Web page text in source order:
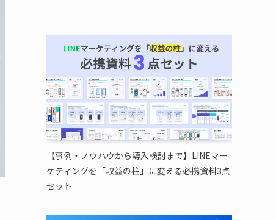
【事例・ノウハウから導入検討まで】LINEマー
ケティングを「収益の柱」に変える必携資料3点
セット